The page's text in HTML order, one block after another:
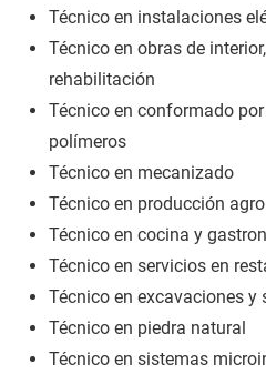
Técnico en instalaciones
Técnico en obras de
rehabilitación
Técnico en conformado
polímeros
Técnico en mecanizado
Técnico en producción
Técnico en cocina y
Técnico en servicios en
Técnico en excavaciones y
Técnico en piedra natural
Técnico en sistemas